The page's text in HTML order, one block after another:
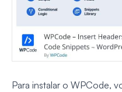
Para instalar o WPCode,